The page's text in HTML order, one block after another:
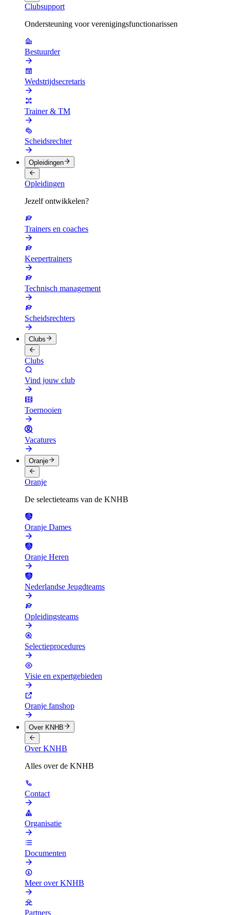
Clubsupport
Ondersteuning voor verenigingsfunctionarissen
Bestuurder
Wedstrijdsecretaris
Trainer & TM
Scheidsrechter
Opleidingen
Opleidingen
Jezelf ontwikkelen?
Trainers en coaches
Keepertrainers
Technisch management
Scheidsrechters
Clubs
Clubs
Vind jouw club
Toernooien
Vacatures
Oranje
Oranje
De selectieteams van de KNHB
Oranje Dames
Oranje Heren
Nederlandse Jeugdteams
Opleidingsteams
Selectieprocedures
Visie en expertgebieden
Oranje fanshop
Over KNHB
Over KNHB
Alles over de KNHB
Contact
Organisatie
Documenten
Meer over KNHB
Partners